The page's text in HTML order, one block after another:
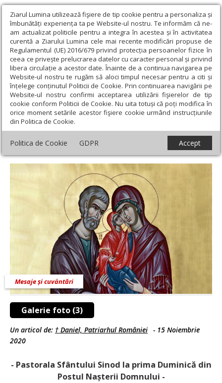
Ziarul Lumina utilizează fişiere de tip cookie pentru a personaliza și
îmbunătăți experiența ta pe Website-ul nostru. Te informăm că ne-
am actualizat politicile pentru a integra în acestea și în activitatea
curentă a Ziarului Lumina cele mai recente modificări propuse de
Regulamentul (UE) 2016/679 privind protecția persoanelor fizice în
ceea ce privește prelucrarea datelor cu caracter personal și privind
libera circulație a acestor date. Înainte de a continua navigarea pe
Website-ul nostru te rugăm să aloci timpul necesar pentru a citi și
înțelege conținutul Politicii de Cookie. Prin continuarea navigării pe
Website-ul nostru confirmi acceptarea utilizării fişierelor de tip
cookie conform Politicii de Cookie. Nu uita totuși că poți modifica în
orice moment setările acestor fişiere cookie urmând instrucțiunile
din Politica de Cookie.
Politica de Cookie GDPR Accept
Ziarul Lumina › Actualitate religioasă › Mesaje și cuvântări ›
Familia și filantropia - izvoare de viață sfântă și credință lucrătoare
prin iubire darnică
Familia și filantropia - izvoare de viață
sfântă și credință lucrătoare prin iubire
darnică
Galerie foto (3)
Mesaje și cuvântări
Un articol de: † Daniel, Patriarhul României - 15 Noiembrie
2020
- Pastorala Sfântului Sinod la prima Duminică din
Postul Nașterii Domnului -